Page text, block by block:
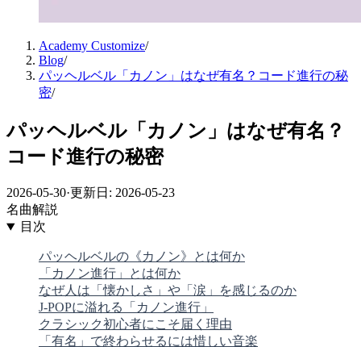
Academy Customize/
Blog/
パッヘルベル「カノン」はなぜ有名？コード進行の秘
密/
パッヘルベル「カノン」はなぜ有名？
コード進行の秘密
2026-05-30·更新日: 2026-05-23
名曲解説
目次
パッヘルベルの《カノン》とは何か
「カノン進行」とは何か
なぜ人は「懐かしさ」や「涙」を感じるのか
J-POPに溢れる「カノン進行」
クラシック初心者にこそ届く理由
「有名」で終わらせるには惜しい音楽